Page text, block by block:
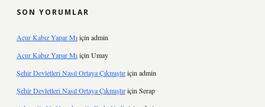
SON YORUMLAR
Acur Kabız Yapar Mıiçin admin
Acur Kabız Yapar Mıiçin Umay
Şehir Devletleri Nasıl Ortaya Çıkmıştıriçin admin
Şehir Devletleri Nasıl Ortaya Çıkmıştıriçin Serap